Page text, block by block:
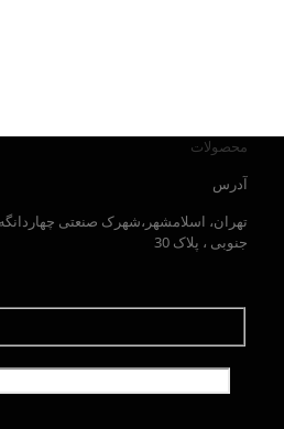
محصولات
آدرس
جنوبی ، پلاک 30